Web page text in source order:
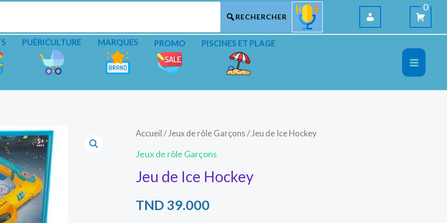
0
PUÉRICULTURE MARQUES PROMO PISCINES ET PLAGE
Accueil /Jeux de rôle Garçons / Jeu de Ice Hockey
Jeux de rôle Garçons
Jeu de Ice Hockey
TND 39.000